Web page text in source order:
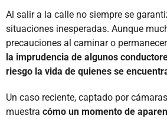
Al salir a la calle no siempre se
situaciones inesperadas. Aunque
precauciones al caminar o
la imprudencia de algunos
riesgo la vida de quienes se
Un caso reciente, captado por
muestra cómo un momento de